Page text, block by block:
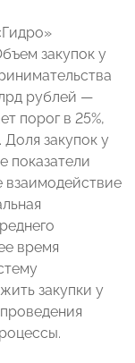
закупок у
рублей —
порог в 25%,
закупок у
показатели
взаимодействие
время
закупки у